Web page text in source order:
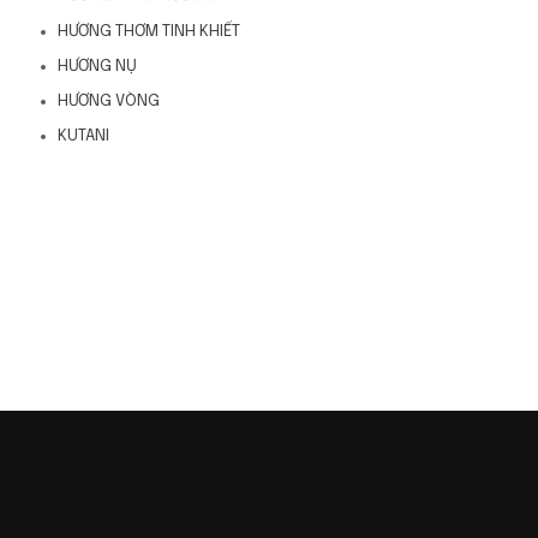
HƯƠNG THƠM TINH KHIẾT
HƯƠNG NỤ
HƯƠNG VÒNG
KUTANI